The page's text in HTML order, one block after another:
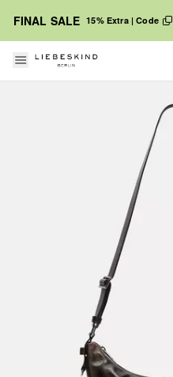
FINAL SALE 15% Extra | Code